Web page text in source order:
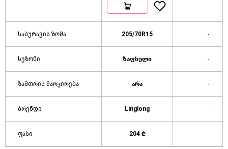
საბურავის ზომა 205/70R15 -
სეზონი ზაფხული -
ზამთრის მარკირება არა -
ბრენდი Linglong -
ფასი 204 ₾ -